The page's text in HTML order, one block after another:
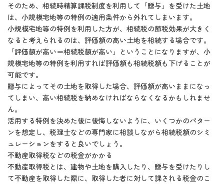
そのため、相続時精算課税制度を利用して「贈与」を受けた土地
は、小規模宅地等の特例の適用条件から外れてしまいます。
小規模宅地等の特例を利用した方が、相続税の節税効果が大きく
なると考えられるのは、評価額の高い土地を相続する場合です。
「評価額が高い＝相続税額が高い」ということになりますが、小
規模宅地等の特例を利用すれば評価額も相続税額も下げることが
可能です。
贈与によってその土地を取得した場合、評価額が高いままになっ
てしまい、高い相続税を納めなければならなくなるかもしれませ
ん。
活用する特例を決めた後に後悔しないように、いくつかのパター
ンを想定し、税理士などの専門家に相談しながら相続税額のシミ
ュレーションをすると良いでしょう。
不動産取得税などの税金がかかる
不動産取得税とは、建物や土地を購入したり、贈与を受けたりし
て不動産を取得した際に、取得した者に対して課される税金のこ